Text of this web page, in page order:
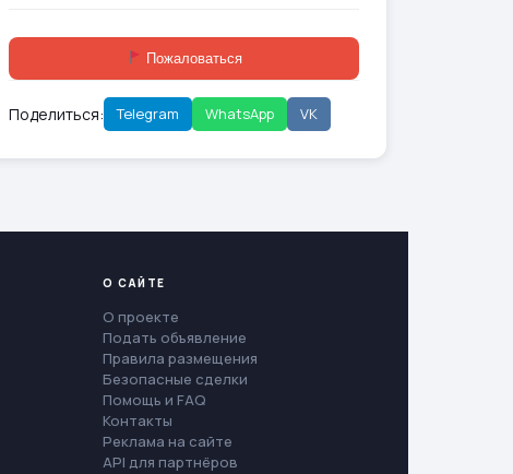
Пожаловаться
Поделиться: Telegram WhatsApp VK
О САЙТЕ
О проекте
Подать объявление
Правила размещения
Безопасные сделки
Помощь и FAQ
Контакты
Реклама на сайте
API для партнёров